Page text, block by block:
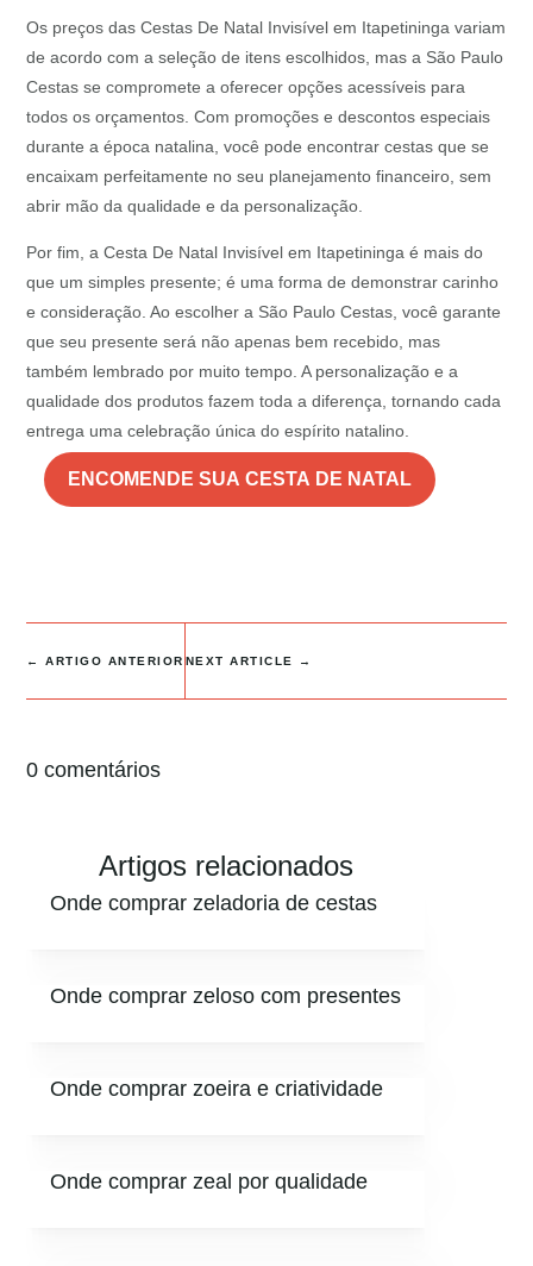
Os preços das Cestas De Natal Invisível em Itapetininga variam
de acordo com a seleção de itens escolhidos, mas a São Paulo
Cestas se compromete a oferecer opções acessíveis para
todos os orçamentos. Com promoções e descontos especiais
durante a época natalina, você pode encontrar cestas que se
encaixam perfeitamente no seu planejamento financeiro, sem
abrir mão da qualidade e da personalização.
Por fim, a Cesta De Natal Invisível em Itapetininga é mais do
que um simples presente; é uma forma de demonstrar carinho
e consideração. Ao escolher a São Paulo Cestas, você garante
que seu presente será não apenas bem recebido, mas
também lembrado por muito tempo. A personalização e a
qualidade dos produtos fazem toda a diferença, tornando cada
entrega uma celebração única do espírito natalino.
ENCOMENDE SUA CESTA DE NATAL
←ARTIGO ANTERIOR NEXT ARTICLE →
0 comentários
Artigos relacionados
Onde comprar zeladoria de cestas
Onde comprar zeloso com presentes
Onde comprar zoeira e criatividade
Onde comprar zeal por qualidade